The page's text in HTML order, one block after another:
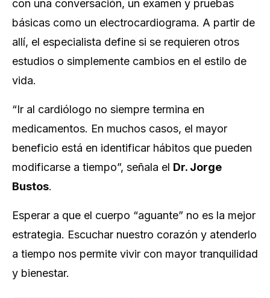
con una conversación, un examen y pruebas
básicas como un electrocardiograma. A partir de
allí, el especialista define si se requieren otros
estudios o simplemente cambios en el estilo de
vida.
“Ir al cardiólogo no siempre termina en
medicamentos. En muchos casos, el mayor
beneficio está en identificar hábitos que pueden
modificarse a tiempo”, señala el Dr. Jorge
Bustos.
Esperar a que el cuerpo “aguante” no es la mejor
estrategia. Escuchar nuestro corazón y atenderlo
a tiempo nos permite vivir con mayor tranquilidad
y bienestar.